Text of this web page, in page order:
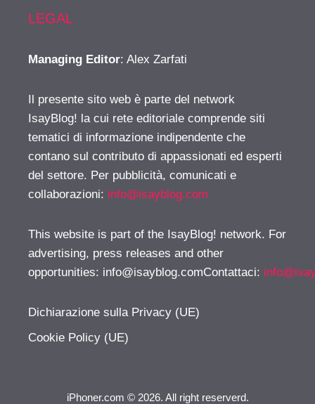
LEGAL
Managing Editor: Alex Zarfati
Il presente sito web è parte del network
IsayBlog! la cui rete editoriale comprende siti
tematici di informazione indipendente che
contano sul contributo di appassionati ed esperti
del settore. Per pubblicità, comunicati e
collaborazioni: info@isayblog.com
This website is part of the IsayBlog! network. For
advertising, press releases and other
opportunities: info@isayblog.comContattaci:
Dichiarazione sulla Privacy (UE)
Cookie Policy (UE)
iPhoner.com © 2026. All right reserverd.